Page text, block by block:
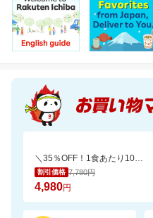
＼35％OFF！1食あたり104円／お茶碗約1杯分！パックご飯 150g×48食
割引価格 7,780円
4,980円